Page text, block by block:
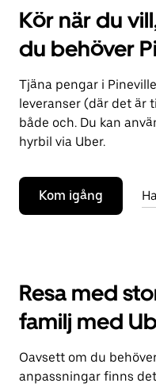
Kör när du
du behöver
Tjäna pengar i
leveranser (där det är
både och. Du kan
hyrbil via Uber.
Kom igång
Resa med
familj med
Oavsett om du
anpassningar finns